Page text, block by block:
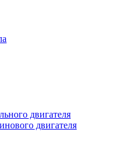
двигателя
двигателя